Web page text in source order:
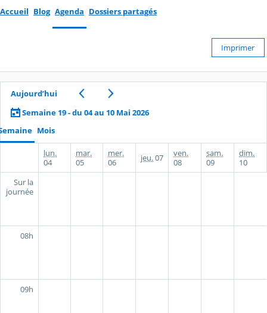
Accueil Blog Agenda Dossiers partagés
Imprimer
Aujourd’hui
Semaine 19 - du 04 au 10 Mai 2026
Mois
lun.
04
mar.
05
mer.
06
jeu.07
ven.
08
sam.
09
dim.
10
Sur la
journée
08h
09h